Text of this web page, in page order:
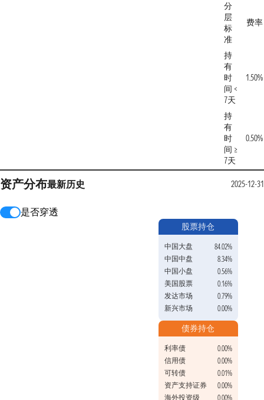
分
层
标
准
费率
持
有
时
间 <
7天
1.50%
持
有
时
间 ≥
7天
0.50%
资产分布最新历史 2025-12-31
是否穿透
股票持仓
中国大盘
84.02%
中国中盘
8.34%
中国小盘
0.56%
美国股票
0.16%
发达市场
0.79%
新兴市场
0.00%
债券持仓
利率债
0.00%
信用债
0.00%
可转债
0.01%
资产支持证券
0.00%
海外投资级
0.00%